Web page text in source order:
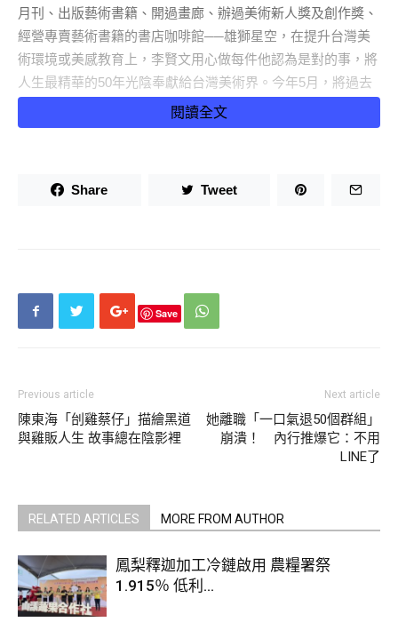
月刊、出版藝術書籍、開過畫廊、辦過美術新人獎及創作獎、
經營專賣藝術書籍的書店咖啡館──雄獅星空，在提升台灣美
術環境或美感教育上，李賢文用心做每件他認為是對的事，將
人生最精華的50年光陰奉獻給台灣美術界。今年5月，將過去
半世紀累積的珍貴文化資產及《走在臺灣美術的最前面》書中
20幅替台灣前輩藝術家所繪之畫作，捐給國家圖書館（簡稱國
閱讀全文
Share Tweet
Save
Previous article
陳東海「刣雞蔡仔」描繪黑道
與雞販人生 故事總在陰影裡
Next article
她離職「一口氣退50個群組」
崩潰！ 內行推爆它：不用
LINE了
RELATED ARTICLES MORE FROM AUTHOR
鳳梨釋迦加工冷鏈啟用 農糧署祭
1.915％ 低利...